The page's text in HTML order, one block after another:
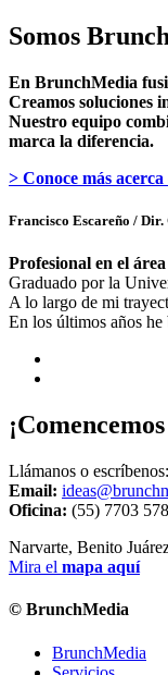
Somos
En BrunchMedia
Creamos soluciones
Nuestro equipo
marca la diferencia.
> Conoce más
Francisco Escareño / Dir.
Profesional en el
Graduado por la
A lo largo de mi
En los últimos años he
Llámanos o escríbenos:
Email:
Oficina: (55) 7703
Narvarte, Benito
Mira el mapa aquí
© BrunchMedia
BrunchMedia